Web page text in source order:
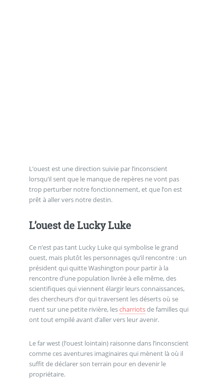
L’ouest est une direction suivie par l’inconscient
lorsqu’il sent que le manque de repères ne vont pas
trop perturber notre fonctionnement, et que l’on est
prêt à aller vers notre destin.
L’ouest de Lucky Luke
Ce n’est pas tant Lucky Luke qui symbolise le grand
ouest, mais plutôt les personnages qu’il rencontre : un
président qui quitte Washington pour partir à la
rencontre d’une population livrée à elle même, des
scientifiques qui viennent élargir leurs connaissances,
des chercheurs d’or qui traversent les déserts où se
ruent sur une petite rivière, lescharriotsde familles qui
ont tout empilé avant d’aller vers leur avenir.
Le far west (l’ouest lointain) raisonne dans l’inconscient
comme ces aventures imaginaires qui mènent là où il
suffit de déclarer son terrain pour en devenir le
propriétaire.